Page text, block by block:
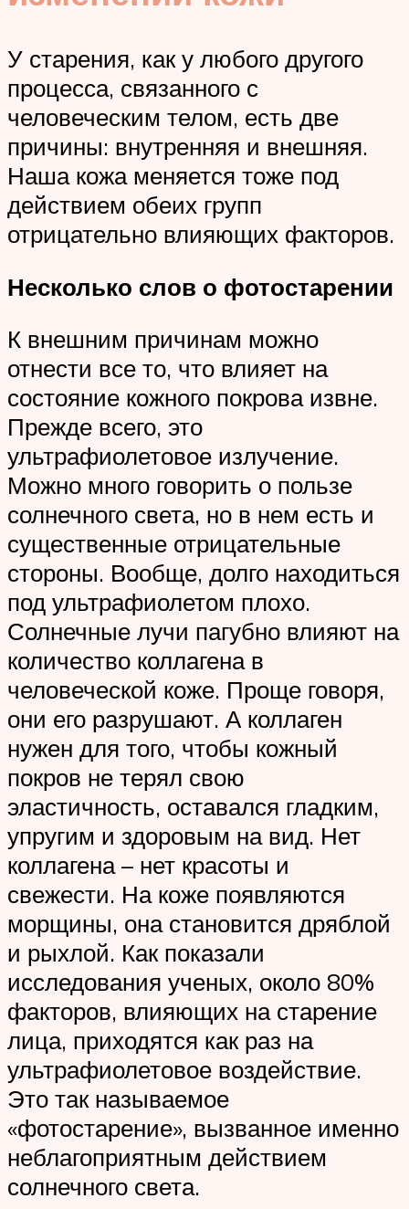
У старения, как у любого другого
процесса, связанного с
человеческим телом, есть две
причины: внутренняя и внешняя.
Наша кожа меняется тоже под
действием обеих групп
отрицательно влияющих факторов.
Несколько слов о фотостарении
К внешним причинам можно
отнести все то, что влияет на
состояние кожного покрова извне.
Прежде всего, это
ультрафиолетовое излучение.
Можно много говорить о пользе
солнечного света, но в нем есть и
существенные отрицательные
стороны. Вообще, долго находиться
под ультрафиолетом плохо.
Солнечные лучи пагубно влияют на
количество коллагена в
человеческой коже. Проще говоря,
они его разрушают. А коллаген
нужен для того, чтобы кожный
покров не терял свою
эластичность, оставался гладким,
упругим и здоровым на вид. Нет
коллагена – нет красоты и
свежести. На коже появляются
морщины, она становится дряблой
и рыхлой. Как показали
исследования ученых, около 80%
факторов, влияющих на старение
лица, приходятся как раз на
ультрафиолетовое воздействие.
Это так называемое
«фотостарение», вызванное именно
неблагоприятным действием
солнечного света.